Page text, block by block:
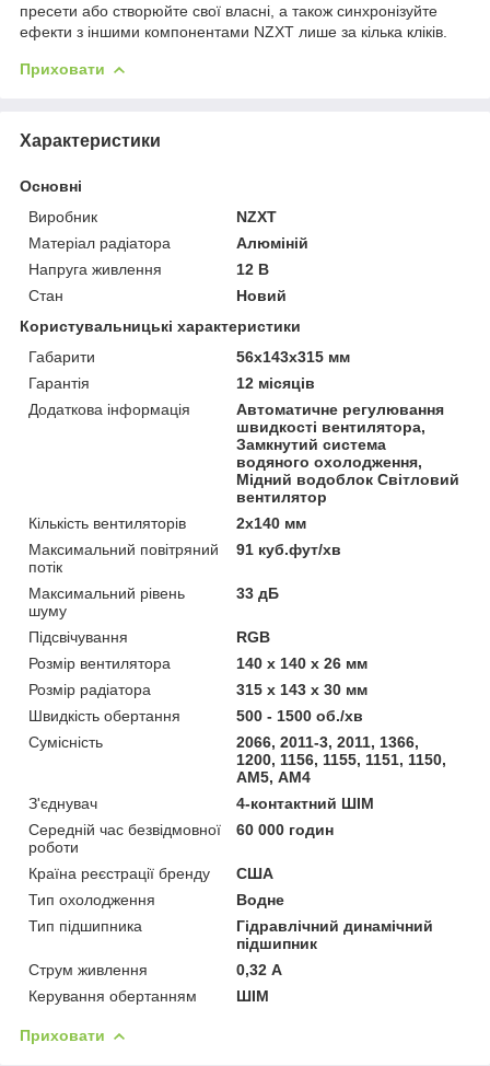
пресети або створюйте свої власні, а також синхронізуйте
ефекти з іншими компонентами NZXT лише за кілька кліків.
Приховати
Характеристики
Основні
Виробник
NZXT
Матеріал радіатора
Алюміній
Напруга живлення
12 В
Стан
Новий
Користувальницькі характеристики
Габарити
56х143х315 мм
Гарантія
12 місяців
Додаткова інформація
Автоматичне регулювання
швидкості вентилятора,
Замкнутий система
водяного охолодження,
Мідний водоблок Світловий
вентилятор
Кількість вентиляторів
2x140 мм
Максимальний повітряний
потік
91 куб.фут/хв
Максимальний рівень
шуму
33 дБ
Підсвічування
RGB
Розмір вентилятора
140 х 140 х 26 мм
Розмір радіатора
315 х 143 х 30 мм
Швидкість обертання
500 - 1500 об./хв
Сумісність
2066, 2011-3, 2011, 1366,
1200, 1156, 1155, 1151, 1150,
АМ5, АМ4
З'єднувач
4-контактний ШІМ
Середній час безвідмовної
роботи
60 000 годин
Країна реєстрації бренду
США
Тип охолодження
Водне
Тип підшипника
Гідравлічний динамічний
підшипник
Струм живлення
0,32 А
Керування обертанням
ШІМ
Приховати